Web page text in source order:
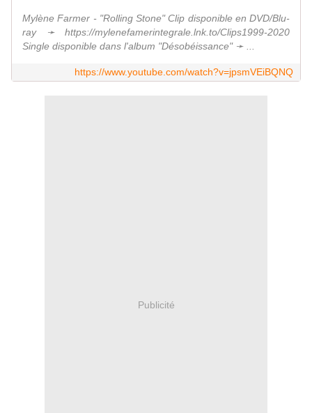
Mylène Farmer - "Rolling Stone" Clip disponible en DVD/Blu-
ray ➛ https://mylenefamerintegrale.lnk.to/Clips1999-2020
Single disponible dans l'album "Désobéissance" ➛ ...
https://www.youtube.com/watch?v=jpsmVEiBQNQ
Publicité